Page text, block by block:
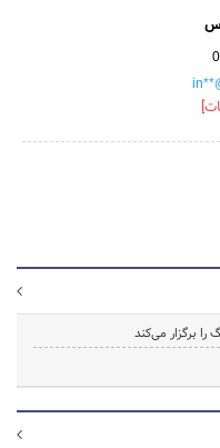
برگزار می‌کند